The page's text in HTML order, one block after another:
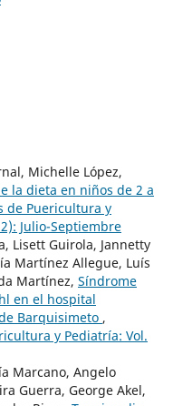
Michelle López,
la dieta en niños de 2 a
de Puericultura y
Julio-Septiembre
Lisett Guirola, Jannetty
Martínez Allegue, Luís
Martínez, Síndrome
en el hospital
Barquisimeto ,
y Pediatría: Vol.
Marcano, Angelo
Guerra, George Akel,